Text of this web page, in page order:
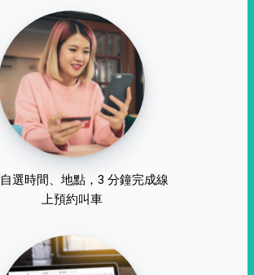
選時間、地點，3 分鐘完成線
上預約叫車